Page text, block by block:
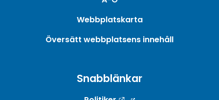
Webbplatskarta
Översätt webbplatsens innehåll
Snabblänkar